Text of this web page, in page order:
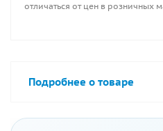
отличаться от цен в розничных
Подробнее о товаре